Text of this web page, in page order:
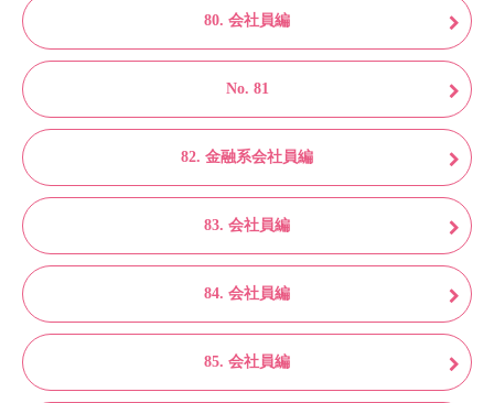
80. 会社員編
No. 81
82. 金融系会社員編
83. 会社員編
84. 会社員編
85. 会社員編